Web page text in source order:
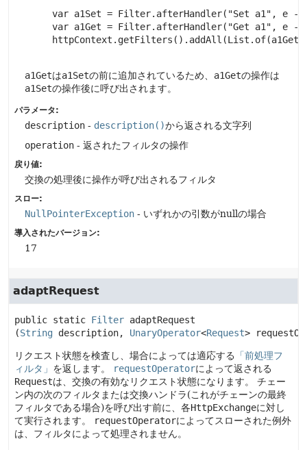
var a1Set = Filter.afterHandler("Set a1", e -
var a1Get = Filter.afterHandler("Get a1", e -
httpContext.getFilters().addAll(List.of(a1Get,
a1Getはa1Setの前に追加されているため、 a1Getの操作は
a1Setの操作後に呼び出されます。
パラメータ:
description - description()から返される文字列
operation - 返されたフィルタの操作
戻り値:
交換の処理後に操作が呼び出されるフィルタ
スロー:
NullPointerException - いずれかの引数がnullの場合
導入されたバージョン:
17
adaptRequest
public static Filter adaptRequest
(String description, UnaryOperator<Request>
リクエスト状態を検査し、場合によっては適応する
「前処理フ
ィルタ」 を返します。 requestOperatorによって返される
Requestは、交換の有効なリクエスト状態になります。
チェー
ン内の次のフィルタまたは交換ハンドラ(これがチェーンの最終
フィルタである場合)を呼び出す前に、各HttpExchangeに対し
て実行されます。
requestOperatorによってスローされた例外
は、フィルタによって処理されません。